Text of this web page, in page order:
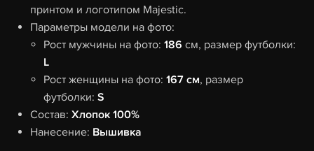
принтом и логотипом Majestic.
Параметры модели на фото:
Рост мужчины на фото:186 см, размер футболки:
L
Рост женщины на фото:167 см, размер
футболки:S
Состав:Хлопок 100%
Нанесение: Вышивка